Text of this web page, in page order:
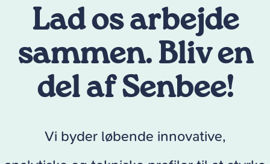
Lad os arbejde
sammen. Bliv en
del af Senbee!
Vi byder løbende innovative,